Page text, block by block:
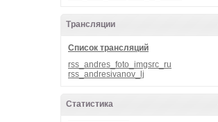
Трансляции
Список трансляций
rss_andres_foto_imgsrc_ru
rss_andresivanov_lj
Статистика